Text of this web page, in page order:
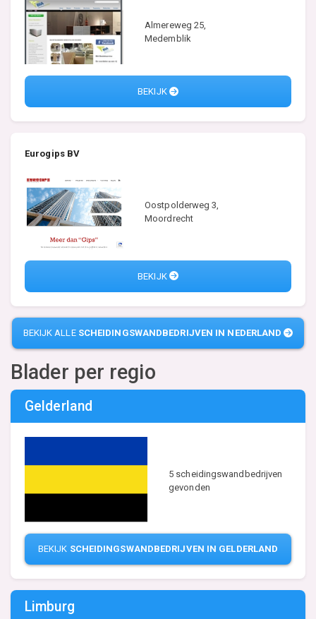
Almereweg 25,
Medemblik
BEKIJK
Eurogips BV
Oostpolderweg 3,
Moordrecht
BEKIJK
BEKIJK ALLE SCHEIDINGSWANDBEDRIJVEN IN NEDERLAND
Blader per regio
Gelderland
5 scheidingswandbedrijven
gevonden
BEKIJK SCHEIDINGSWANDBEDRIJVEN IN GELDERLAND
Limburg